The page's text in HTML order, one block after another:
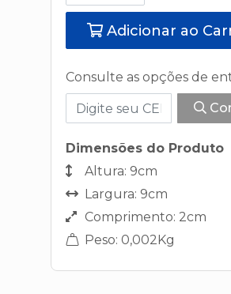
Adicionar ao
Consulte as opções de
Dimensões do Produto
Altura: 9cm
Largura: 9cm
Comprimento: 2cm
Peso: 0,002Kg